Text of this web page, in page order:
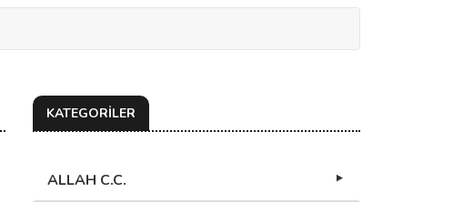
KATEGORİLER
ALLAH C.C.